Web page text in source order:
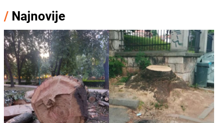
/ Najnovije